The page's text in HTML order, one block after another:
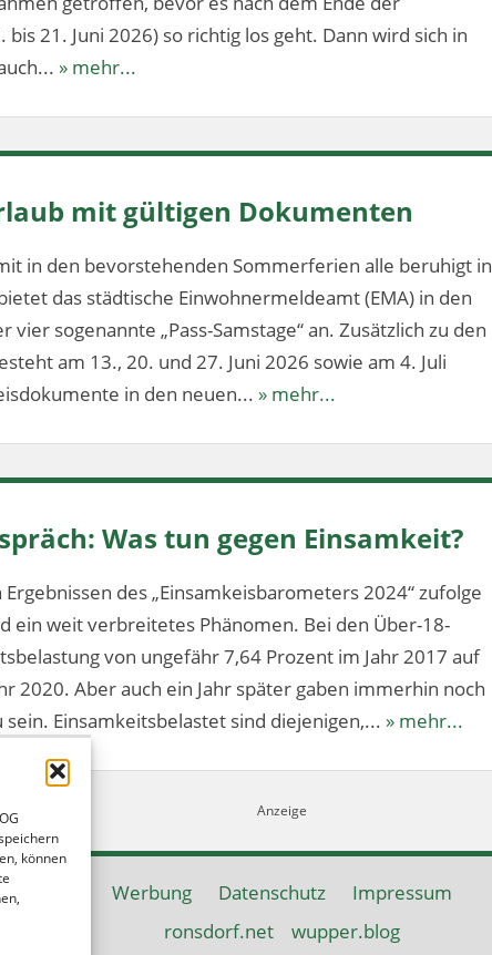
können
21. Juni 2026) so richtig los geht. Dann wird sich in
» mehr...
mit gültigen Dokumenten
in den bevorstehenden Sommerferien alle beruhigt in
das städtische Einwohnermeldeamt (EMA) in den
sogenannte „Pass-Samstage“ an. Zusätzlich zu den
am 13., 20. und 27. Juni 2026 sowie am 4. Juli
in den neuen... » mehr...
Was tun gegen Einsamkeit?
des „Einsamkeisbarometers 2024“ zufolge
ein weit verbreitetes Phänomen. Bei den Über-18-
von ungefähr 7,64 Prozent im Jahr 2017 auf
2020. Aber auch ein Jahr später gaben immerhin noch
sein. Einsamkeitsbelastet sind diejenigen,... » mehr...
Werbung Datenschutz
Impressum
ronsdorf.net
wupper.blog